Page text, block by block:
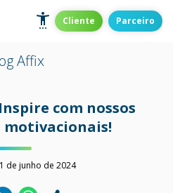
Cliente Parceiro
Affix
com nossos
1 de junho de 2024